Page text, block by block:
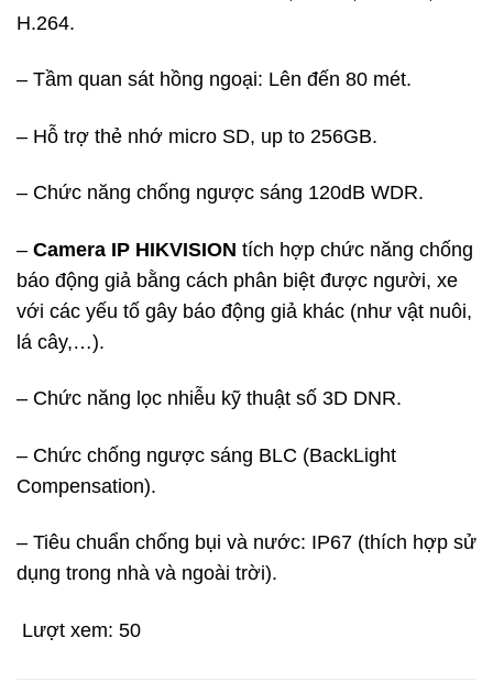
H.264.
– Tầm quan sát hồng ngoại: Lên đến 80 mét.
– Hỗ trợ thẻ nhớ micro SD, up to 256GB.
– Chức năng chống ngược sáng 120dB WDR.
– Camera IP HIKVISION tích hợp chức năng chống
báo động giả bằng cách phân biệt được người, xe
với các yếu tố gây báo động giả khác (như vật nuôi,
lá cây,…).
– Chức năng lọc nhiễu kỹ thuật số 3D DNR.
– Chức chống ngược sáng BLC (BackLight
Compensation).
– Tiêu chuẩn chống bụi và nước: IP67 (thích hợp sử
dụng trong nhà và ngoài trời).
Lượt xem: 50